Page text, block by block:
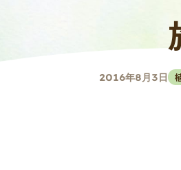
2016年8月3日